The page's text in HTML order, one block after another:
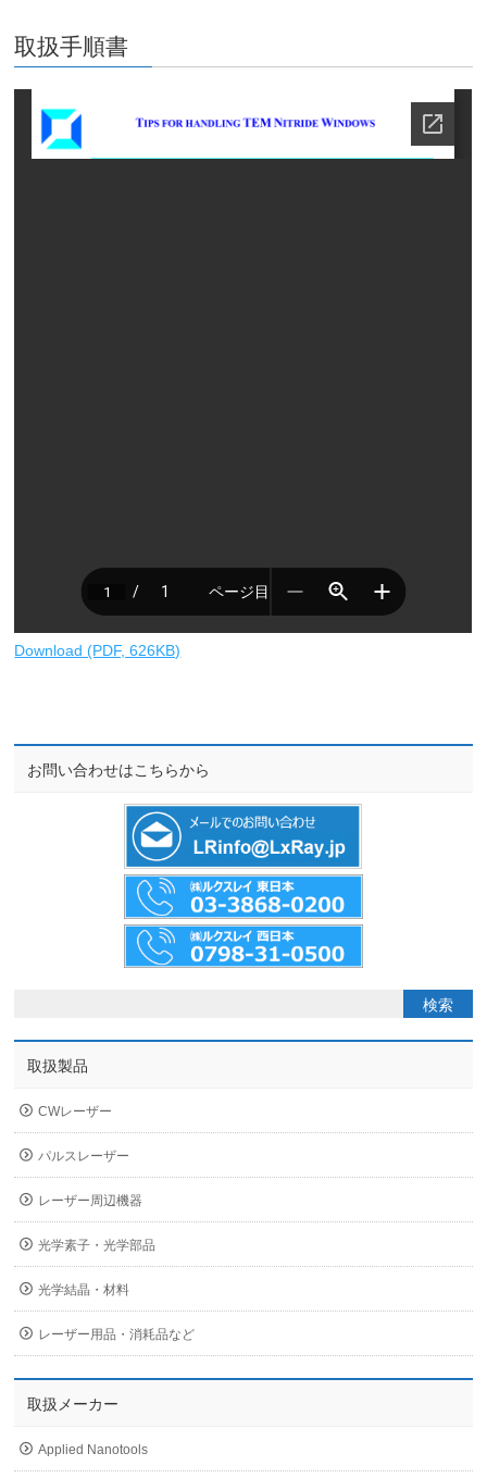
取扱手順書
Download (PDF, 626KB)
お問い合わせはこちらから
取扱製品
CWレーザー
パルスレーザー
レーザー周辺機器
光学素子・光学部品
光学結晶・材料
レーザー用品・消耗品など
取扱メーカー
Applied Nanotools